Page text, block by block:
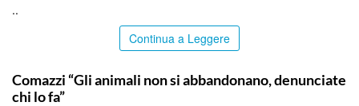
..
Continua a Leggere
Comazzi “Gli animali non si abbandonano, denunciate
chi lo fa”